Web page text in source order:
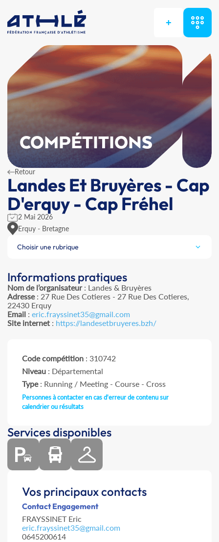
+
COMPÉTITIONS
Retour
Landes Et Bruyères - Cap
D'erquy - Cap Fréhel
2 Mai 2026
Erquy - Bretagne
Choisir une rubrique
Informations pratiques
Nom de l’organisateur: Landes & Bruyères
Adresse: 27 Rue Des Cotieres - 27 Rue Des Cotieres,
22430 Erquy
Email : eric.frayssinet35@gmail.com
Site internet : https://landesetbruyeres.bzh/
Code compétition : 310742
Niveau : Départemental
Type: Running / Meeting - Course - Cross
Personnes à contacter en cas d'erreur de contenu sur
calendrier ou résultats
Services disponibles
Vos principaux contacts
Contact Engagement
FRAYSSINET Eric
eric.frayssinet35@gmail.com
0645200614